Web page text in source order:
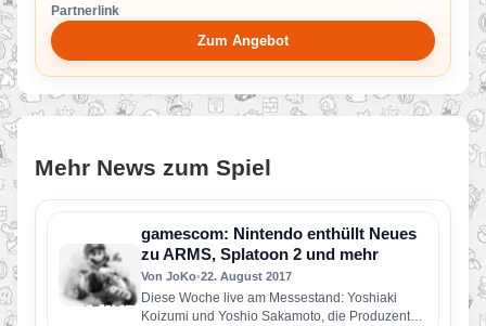
Partnerlink
Zum Angebot
Mehr News zum Spiel
gamescom: Nintendo enthüllt Neues
zu ARMS, Splatoon 2 und mehr
Von JoKo•22. August 2017
Diese Woche live am Messestand: Yoshiaki
Koizumi und Yoshio Sakamoto, die Produzenten